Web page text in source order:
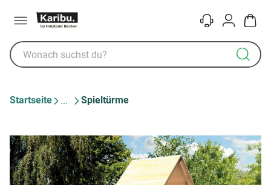
KontaktKonto
Startseite Spieltürme